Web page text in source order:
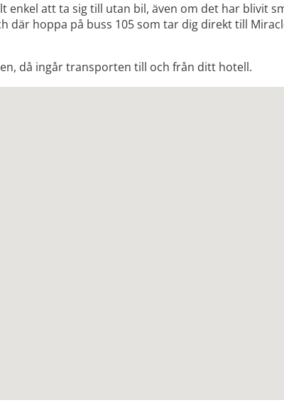
att ta sig till utan bil, även om det har blivit
där hoppa på buss 105 som tar dig direkt till
då ingår transporten till och från ditt hotell.